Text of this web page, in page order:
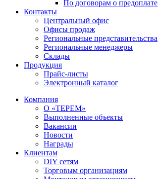
По договорам о предоплате
Контакты
Центральный офис
Офисы продаж
Региональные представительства
Региональные менеджеры
Склады
Продукция
Прайс-листы
Электронный каталог
Компания
О «ТЕРЕМ»
Выполненные объекты
Вакансии
Новости
Награды
Клиентам
DIY сетям
Торговым организациям